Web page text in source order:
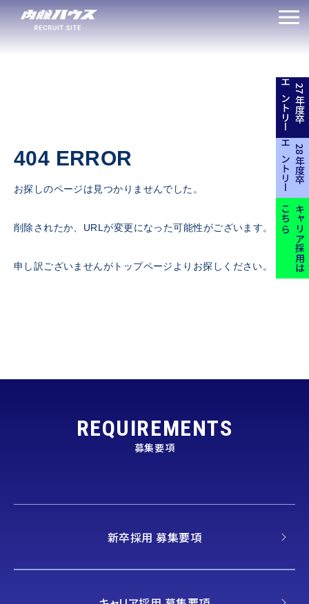
27年度卒
エントリー
28年度卒
エントリー
キャリア採用は
こちら
404 ERROR
お探しのページは見つかりませんでした。
削除されたか、URLが変更になった可能性がございます。
申し訳ございませんがトップページよりお探しください。
REQUIREMENTS
募集要項
新卒採用 募集要項